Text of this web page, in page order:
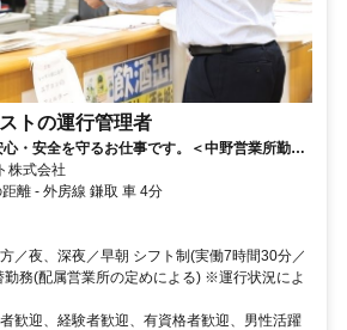
トの運行管理者
・安全を守るお仕事です。＜中野営業所勤
＞給与・待遇ともにベースアップ！京成グル
スト』でスタッフ増員募集中です！
株式会社
離 - 外房線 鎌取 車 4分
／夜、深夜／早朝 シフト制(実働7時間30分／
務(配属営業所の定めによる) ※運行状況によ
歓迎、経験者歓迎、有資格者歓迎、男性活躍